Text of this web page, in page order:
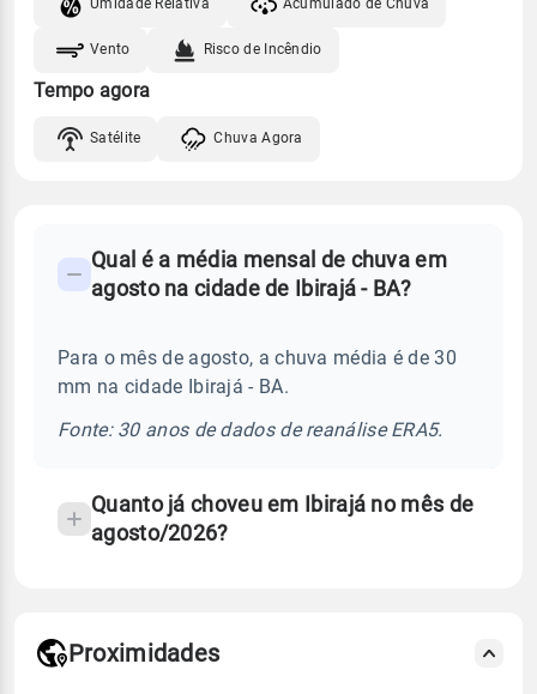
Umidade Relativa Acumulado de Chuva
Vento Risco de Incêndio
Tempo agora
Satélite Chuva Agora
Perguntas
sobre
chuva
Qual é a média mensal de chuva em
agosto na cidade de Ibirajá - BA?
Para o mês de agosto, a chuva média é de 30
mm na cidade Ibirajá - BA.
Fonte: 30 anos de dados de reanálise ERA5.
Quanto já choveu em Ibirajá no mês de
agosto/2026?
Proximidades